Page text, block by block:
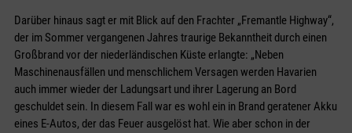
Darüber hinaus sagt er mit Blick auf den Frachter „Fremantle Highway“,
der im Sommer vergangenen Jahres traurige Bekanntheit durch einen
Großbrand vor der niederländischen Küste erlangte: „Neben
Maschinenausfällen und menschlichem Versagen werden Havarien
auch immer wieder der Ladungsart und ihrer Lagerung an Bord
geschuldet sein. In diesem Fall war es wohl ein in Brand geratener Akku
eines E-Autos, der das Feuer ausgelöst hat. Wie aber schon in der